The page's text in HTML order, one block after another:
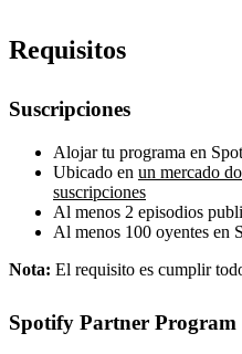
Requisitos
Suscripciones
Alojar tu programa en
Ubicado en un mercado
suscripciones
Al menos 2 episodios
Al menos 100 oyentes en
Nota: El requisito es cumplir
Spotify Partner Program